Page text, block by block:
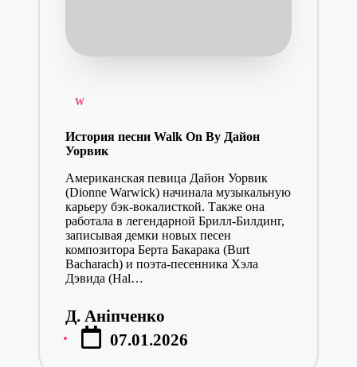
Posted
W
История песни Walk On By Дайон
Уорвик
Американская певица Дайон Уорвик
(Dionne Warwick) начинала музыкальную
карьеру бэк-вокалисткой. Также она
работала в легендарной Брилл-Билдинг,
записывая демки новых песен
композитора Берта Бакарака (Burt
Bacharach) и поэта-песенника Хэла
Дэвида (Hal…
Posted
by
Д. Аніпченко
07.01.2026